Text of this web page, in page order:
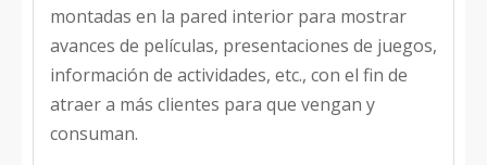
montadas en la pared interior para mostrar
avances de películas, presentaciones de juegos,
información de actividades, etc., con el fin de
atraer a más clientes para que vengan y
consuman.